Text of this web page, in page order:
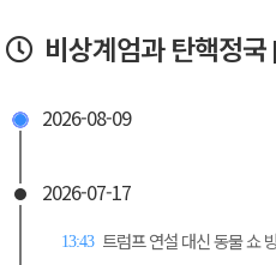
비상계엄과 탄핵정국
2026-08-09
2026-07-17
13:43 트럼프 연설 대신 동물 쇼